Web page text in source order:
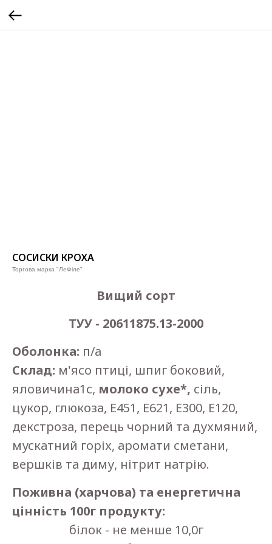
СОСИСКИ КРОХА
Торгова марка "ЛеФіле"
Вищий сорт
ТУУ - 20611875.13-2000
Оболонка: п/а
Склад: м'ясо птиці, шпиг боковий,
яловичина1с, молоко сухе*, сіль,
цукор, глюкоза, Е451, Е621, Е300, Е120,
декстроза, перець чорний та духмяний,
мускатний горіх, аромати сметани,
вершків та диму, нітрит натрію.
Поживна (харчова) та енергетична
цінність 100г продукту:
білок - не менше 10,0г